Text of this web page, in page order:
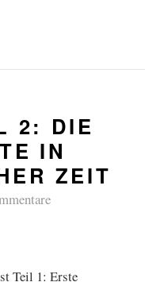
2: DIE
IN
ZEIT
Teil 1: Erste